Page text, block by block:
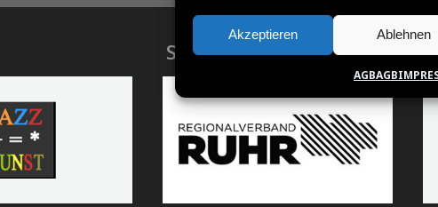
Akzeptieren Ablehnen
AGBAGB
SPONSOREN | FÖRDERER |